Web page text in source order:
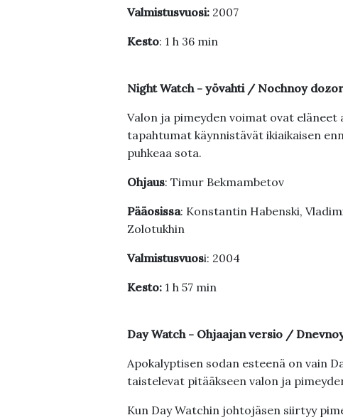
Valmistusvuosi:2007
Kesto: 1 h 36 min
Night Watch - yövahti / Nochnoy
Valon ja pimeyden voimat ovat eläneet
tapahtumat käynnistävät ikiaikaisen
puhkeaa sota.
Ohjaus: Timur Bekmambetov
Pääosissa: Konstantin Habenski,
Zolotukhin
Valmistusvuosi: 2004
Kesto:1 h 57 min
Day Watch - Ohjaajan versio /
Apokalyptisen sodan esteenä on vain
taistelevat pitääkseen valon ja
Kun Day Watchin johtojäsen siirtyy